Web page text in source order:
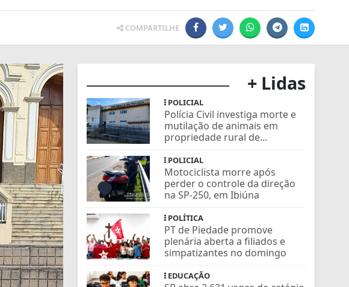
COMPARTILHE
+ Lidas
POLICIAL
Polícia Civil investiga morte e
mutilação de animais em
propriedade rural de...
POLICIAL
Motociclista morre após
perder o controle da direção
na SP-250, em Ibiúna
POLÍTICA
PT de Piedade promove
plenária aberta a filiados e
simpatizantes no domingo
EDUCAÇÃO